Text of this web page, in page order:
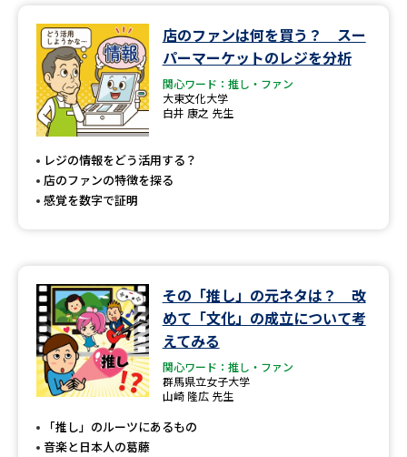
店のファンは何を買う？ スー
パーマーケットのレジを分析
関心ワード：推し・ファン
大東文化大学
白井 康之 先生
レジの情報をどう活用する？
店のファンの特徴を探る
感覚を数字で証明
その「推し」の元ネタは？ 改
めて「文化」の成立について考
えてみる
関心ワード：推し・ファン
群馬県立女子大学
山崎 隆広 先生
「推し」のルーツにあるもの
音楽と日本人の葛藤